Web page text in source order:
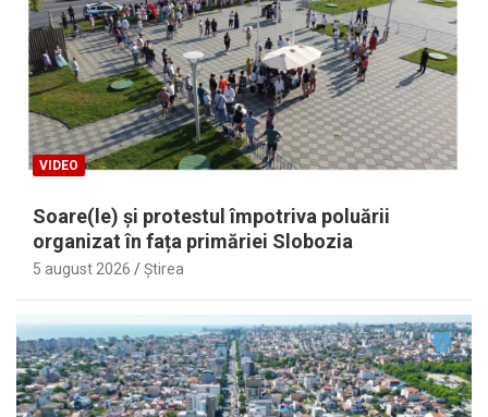
VIDEO
Soare(le) și protestul împotriva poluării
organizat în fața primăriei Slobozia
5 august 2026 Ştirea